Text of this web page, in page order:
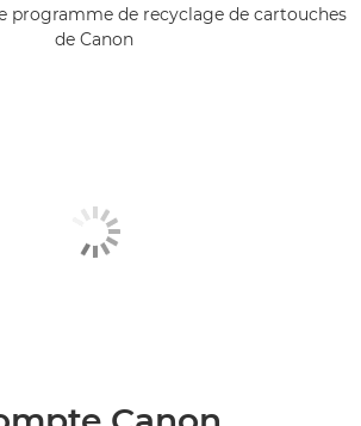
programme de recyclage de cartouches
de Canon